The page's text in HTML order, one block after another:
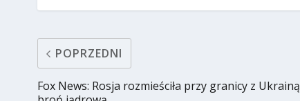
POPRZEDNI
Fox News: Rosja rozmieściła przy granicy z Ukrainą